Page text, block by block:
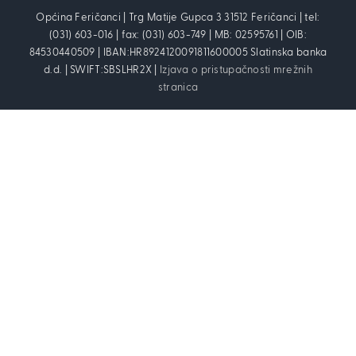
Općina Feričanci | Trg Matije Gupca 3 31512 Feričanci | tel:
(031) 603-016 | fax: (031) 603-749 | MB: 02595761 | OIB:
84530440509 | IBAN:HR8924120091811600005 Slatinska banka
d.d. | SWIFT:SBSLHR2X |
Izjava o pristupačnosti mrežnih
stranica